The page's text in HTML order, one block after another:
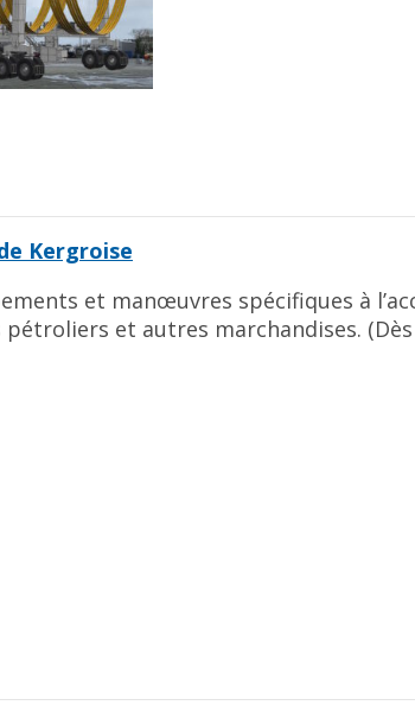
Kergroise
et manœuvres spécifiques à
et autres marchandises.